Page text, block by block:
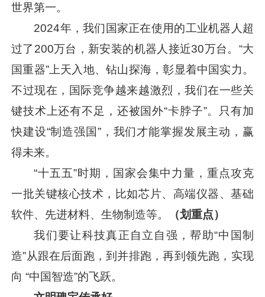
世界第一。
2024年，我们国家正在使用的工业机器人超
过了200万台，新安装的机器人接近30万台。“大
国重器”上天入地、钻山探海，彰显着中国实力。
不过现在，国际竞争越来越激烈，我们在一些关
键技术上还有不足，还被国外“卡脖子”。只有加
快建设“制造强国”，我们才能掌握发展主动，赢
得未来。
“十五五”时期，国家会集中力量，重点攻克
一批关键核心技术，比如芯片、高端仪器、基础
软件、先进材料、生物制造等。
（划重点）
我们要让科技真正自立自强，帮助“中国制
造”从跟在后面跑，到并排跑，再到领先跑，实现
向 “中国智造”的飞跃。